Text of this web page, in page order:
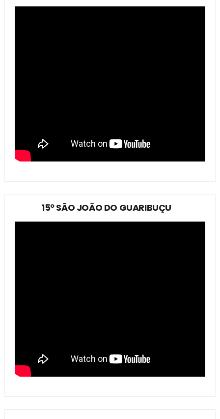
15º SÃO JOÃO DO GUARIBUÇU